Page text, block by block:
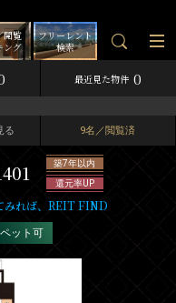
フリーレント
検索
閲覧
ング
最近見た物件 0
る 9名／閲覧済
築7年以内
還元率UP
みれば、REIT FIND
ペット可